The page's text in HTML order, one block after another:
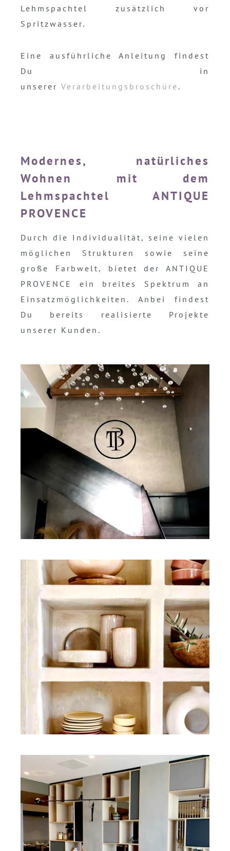
Lehmspachtel zusätzlich vor
Spritzwasser.
Eine ausführliche Anleitung findest
Du in
unserer Verarbeitungsbroschüre .
Modernes, natürliches
Wohnen mit dem
Lehmspachtel ANTIQUE
PROVENCE
Durch die Individualität, seine vielen
möglichen Strukturen sowie seine
große Farbwelt, bietet der ANTIQUE
PROVENCE ein breites Spektrum an
Einsatzmöglichkeiten. Anbei findest
Du bereits realisierte Projekte
unserer Kunden.